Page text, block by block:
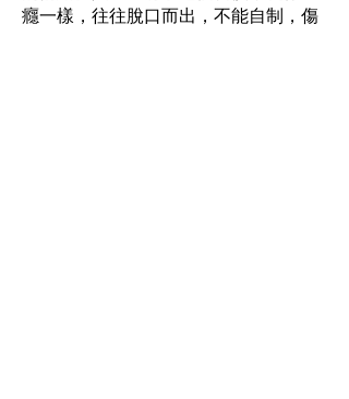
癮一樣，往往脫口而出，不能自制，傷